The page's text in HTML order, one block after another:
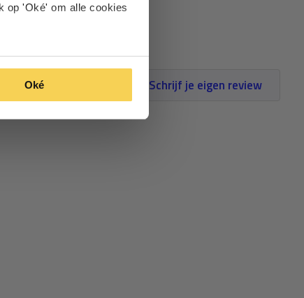
op 'Oké' om alle cookies
Oké Schrijf je eigen review